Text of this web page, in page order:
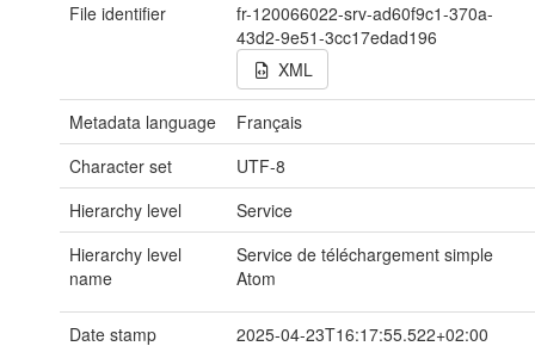
File identifier
fr-120066022-srv-ad60f9c1-370a-
43d2-9e51-3cc17edad196
XML
Metadata language
Français
Character set
UTF-8
Hierarchy level
Service
Hierarchy level
name
Service de téléchargement simple
Atom
Date stamp
2025-04-23T16:17:55.522+02:00